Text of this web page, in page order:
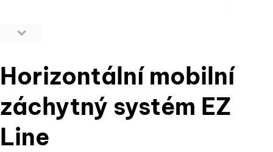
Horizontální mobilní
záchytný systém EZ
Line